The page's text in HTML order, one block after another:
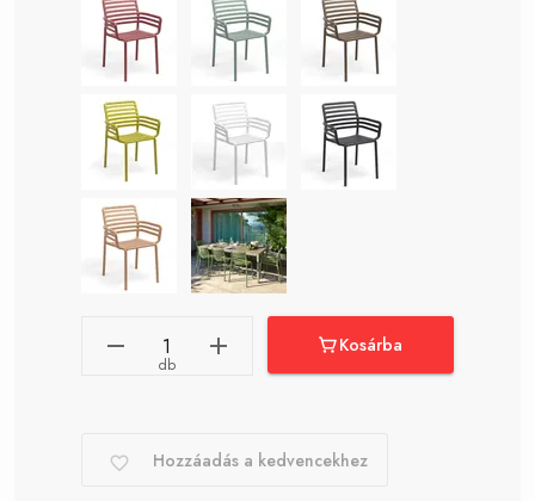
db
Kosárba
Hozzáadás a kedvencekhez